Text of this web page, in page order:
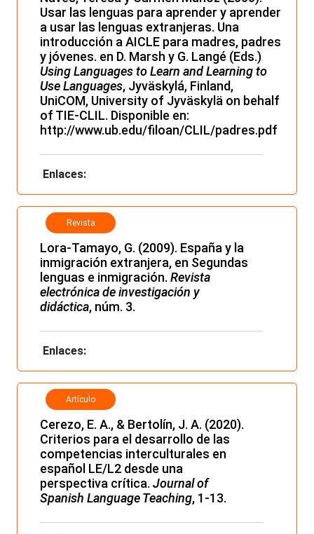
Usar las lenguas para aprender y aprender
a usar las lenguas extranjeras. Una
introducción a AICLE para madres, padres
y jóvenes. en D. Marsh y G. Langé (Eds.)
Using Languages to Learn and Learning to
Use Languages, Jyväskylá, Finland,
UniCOM, University of Jyväskylä on behalf
of TIE-CLIL. Disponible en:
http://www.ub.edu/filoan/CLIL/padres.pdf
Enlaces:
Revista
Lora-Tamayo, G. (2009). España y la
inmigración extranjera, en Segundas
lenguas e inmigración. Revista
electrónica de investigación y
didáctica, núm. 3.
Enlaces:
Artículo
Cerezo, E. A., & Bertolín, J. A. (2020).
Criterios para el desarrollo de las
competencias interculturales en
español LE/L2 desde una
perspectiva crítica. Journal of
Spanish Language Teaching, 1-13.